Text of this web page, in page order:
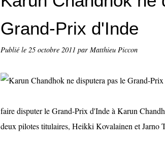
Grand-Prix d'Inde
Publié le 25 octobre 2011 par Matthieu Piccon
faire disputer le Grand-Prix d'Inde à Karun
deux pilotes titulaires, Heikki Kovalainen et Jarno